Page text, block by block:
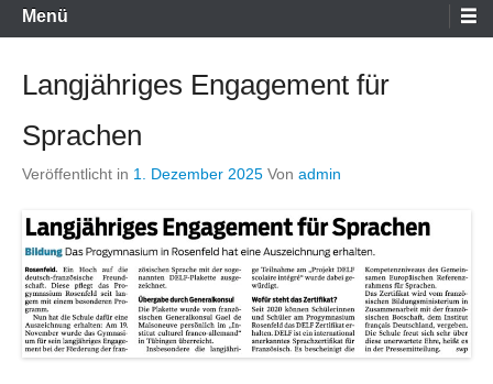
Primäres
Menü
Menü
Langjähriges Engagement für
Sprachen
Veröffentlicht in 1. Dezember 2025 Von admin